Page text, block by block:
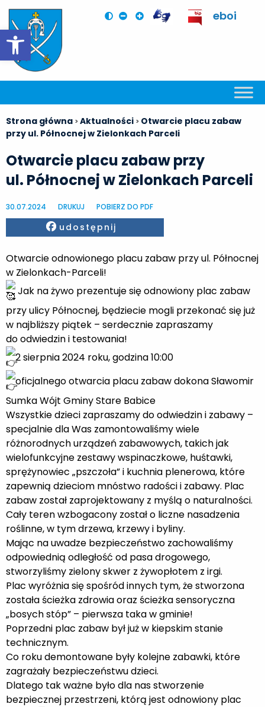
Otwórz pasek narzędzi
eboi
Strona główna >Aktualności > Otwarcie placu zabaw
przy ul. Północnej w Zielonkach Parceli
Otwarcie placu zabaw przy
ul. Północnej w Zielonkach Parceli
30.07.2024 DRUKUJ POBIERZ DO PDF
Facebook
udostępnij
Otwarcie odnowionego placu zabaw przy ul. Północnej
w Zielonkach-Parceli!
Jak na żywo prezentuje się odnowiony plac zabaw
przy ulicy Północnej, będziecie mogli przekonać się już
w najbliższy piątek – serdecznie zapraszamy
do odwiedzin i testowania!
2 sierpnia 2024 roku, godzina 10:00
oficjalnego otwarcia placu zabaw dokona Sławomir
Sumka Wójt Gminy Stare Babice
Wszystkie dzieci zapraszamy do odwiedzin i zabawy –
specjalnie dla Was zamontowaliśmy wiele
różnorodnych urządzeń zabawowych, takich jak
wielofunkcyjne zestawy wspinaczkowe, huśtawki,
sprężynowiec „pszczoła” i kuchnia plenerowa, które
zapewnią dzieciom mnóstwo radości i zabawy. Plac
zabaw został zaprojektowany z myślą o naturalności.
Cały teren wzbogacony został o liczne nasadzenia
roślinne, w tym drzewa, krzewy i byliny.
Mając na uwadze bezpieczeństwo zachowaliśmy
odpowiednią odległość od pasa drogowego,
stworzyliśmy zielony skwer z żywopłotem z irgi.
Plac wyróżnia się spośród innych tym, że stworzona
została ścieżka zdrowia oraz ścieżka sensoryczna
„bosych stóp” – pierwsza taka w gminie!
Poprzedni plac zabaw był już w kiepskim stanie
technicznym.
Co roku demontowane były kolejne zabawki, które
zagrażały bezpieczeństwu dzieci.
Dlatego tak ważne było dla nas stworzenie
bezpiecznej przestrzeni, którą jest odnowiony plac